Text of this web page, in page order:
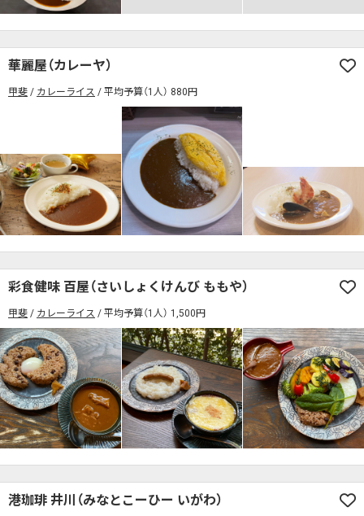
華麗屋（カレーヤ）
甲斐 カレーライス 平均予算（1人） 880円
彩食健味 百屋（さいしょくけんび ももや）
甲斐 カレーライス 平均予算（1人） 1,500円
港珈琲 井川（みなとこーひー いがわ）